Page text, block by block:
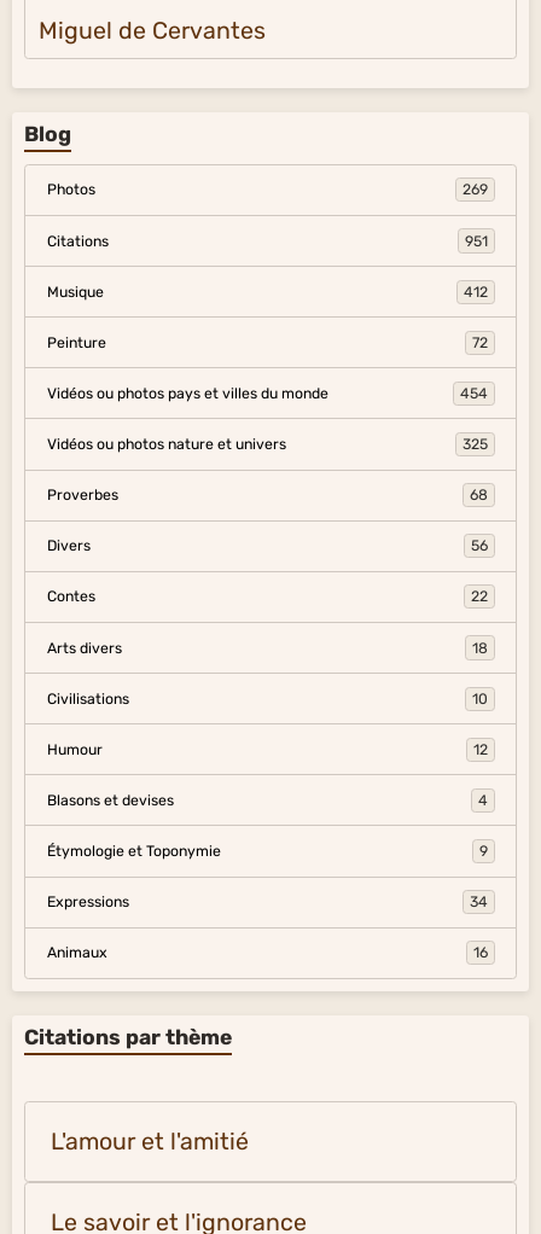
Miguel de Cervantes
Blog
Photos 269
Citations 951
Musique 412
Peinture 72
Vidéos ou photos pays et villes du monde 454
Vidéos ou photos nature et univers 325
Proverbes 68
Divers 56
Contes 22
Arts divers 18
Civilisations 10
Humour 12
Blasons et devises 4
Étymologie et Toponymie 9
Expressions 34
Animaux 16
Citations par thème
L'amour et l'amitié
Le savoir et l'ignorance